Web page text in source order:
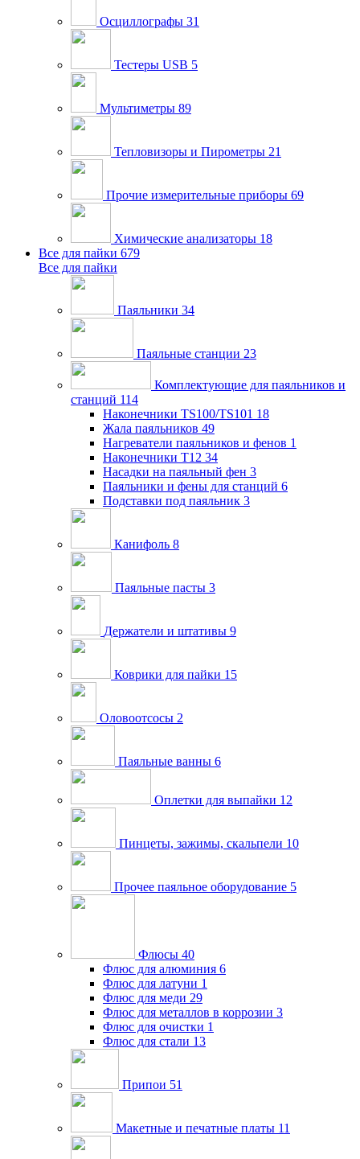
Осциллографы 31
Тестеры USB 5
Мультиметры 89
Тепловизоры и Пирометры 21
Прочие измерительные приборы 69
Химические анализаторы 18
Все для пайки 679
Все для пайки
Паяльники 34
Паяльные станции 23
Комплектующие для паяльников и
станций 114
Наконечники TS100/TS101 18
Жала паяльников 49
Нагреватели паяльников и фенов 1
Наконечники T12 34
Насадки на паяльный фен 3
Паяльники и фены для станций 6
Подставки под паяльник 3
Канифоль 8
Паяльные пасты 3
Держатели и штативы 9
Коврики для пайки 15
Оловоотсосы 2
Паяльные ванны 6
Оплетки для выпайки 12
Пинцеты, зажимы, скальпели 10
Прочее паяльное оборудование 5
Флюсы 40
Флюс для алюминия 6
Флюс для латуни 1
Флюс для меди 29
Флюс для металлов в коррозии 3
Флюс для очистки 1
Флюс для стали 13
Припои 51
Макетные и печатные платы 11